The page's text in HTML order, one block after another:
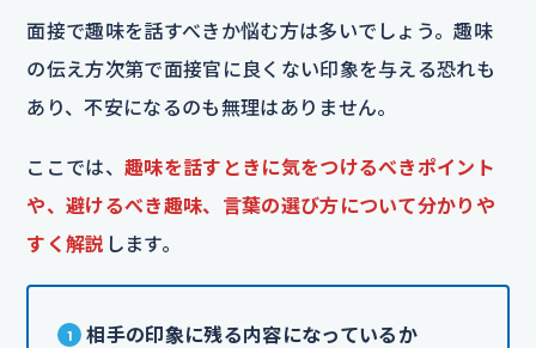
面接で趣味を話すべきか悩む方は多いでしょう。趣味
の伝え方次第で面接官に良くない印象を与える恐れも
あり、不安になるのも無理はありません。
ここでは、 趣味を話すときに気をつけるべきポイント
や、避けるべき趣味、言葉の選び方について分かりや
すく解説 します。
相手の印象に残る内容になっているか